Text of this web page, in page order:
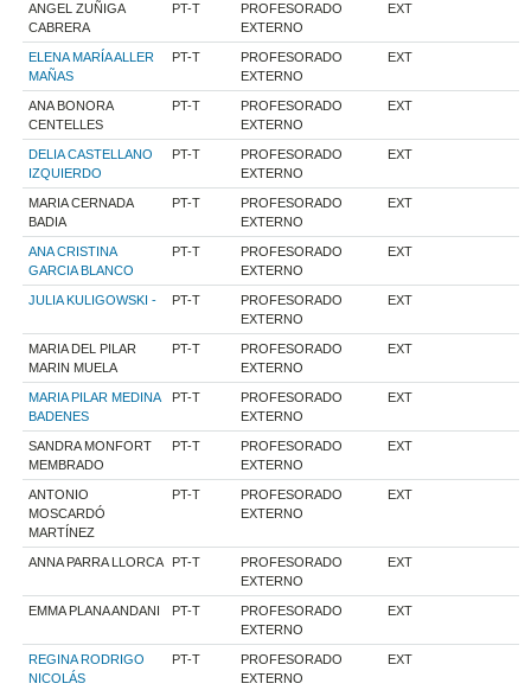
ANGEL ZUÑIGA
CABRERA
PT-T
PROFESORADO
EXTERNO
EXT
ELENA MARÍA ALLER
MAÑAS
PT-T
PROFESORADO
EXTERNO
EXT
ANA BONORA
CENTELLES
PT-T
PROFESORADO
EXTERNO
EXT
DELIA CASTELLANO
IZQUIERDO
PT-T
PROFESORADO
EXTERNO
EXT
MARIA CERNADA
BADIA
PT-T
PROFESORADO
EXTERNO
EXT
ANA CRISTINA
GARCIA BLANCO
PT-T
PROFESORADO
EXTERNO
EXT
JULIA KULIGOWSKI - PT-T
PROFESORADO
EXTERNO
EXT
MARIA DEL PILAR
MARIN MUELA
PT-T
PROFESORADO
EXTERNO
EXT
MARIA PILAR MEDINA
BADENES
PT-T
PROFESORADO
EXTERNO
EXT
SANDRA MONFORT
MEMBRADO
PT-T
PROFESORADO
EXTERNO
EXT
ANTONIO
MOSCARDÓ
MARTÍNEZ
PT-T
PROFESORADO
EXTERNO
EXT
ANNA PARRA LLORCA PT-T
PROFESORADO
EXTERNO
EXT
EMMA PLANA ANDANI PT-T
PROFESORADO
EXTERNO
EXT
REGINA RODRIGO
NICOLÁS
PT-T
PROFESORADO
EXTERNO
EXT